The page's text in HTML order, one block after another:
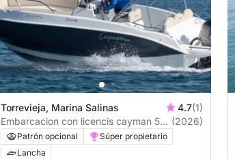
Torrevieja, Marina Salinas 4.7(1)
Embarcacion con licencis cayman 585
8 plazas
(2026)
Patrón opcional
Súper propietario
Lancha